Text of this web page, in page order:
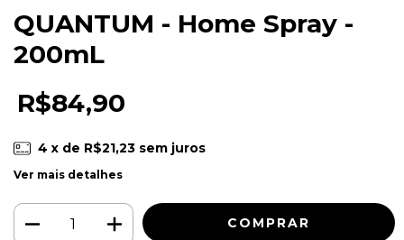
QUANTUM - Home Spray -
200mL
R$84,90
4 x de R$21,23 sem juros
Ver mais detalhes